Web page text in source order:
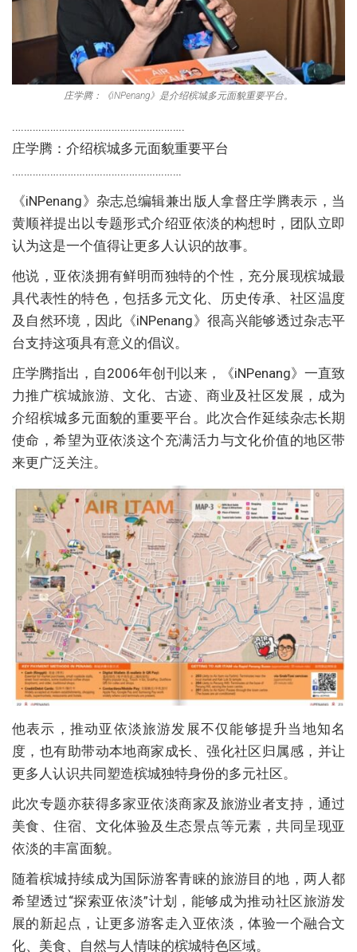
庄学腾：《iNPenang》是介绍槟城多元面貌重要平台。
…………………………………………………..
庄学腾：介绍槟城多元面貌重要平台
………………………………………………….
《iNPenang》杂志总编辑兼出版人拿督庄学腾表示，当
黄顺祥提出以专题形式介绍亚依淡的构想时，团队立即
认为这是一个值得让更多人认识的故事。
他说，亚依淡拥有鲜明而独特的个性，充分展现槟城最
具代表性的特色，包括多元文化、历史传承、社区温度
及自然环境，因此《iNPenang》很高兴能够透过杂志平
台支持这项具有意义的倡议。
庄学腾指出，自2006年创刊以来，《iNPenang》一直致
力推广槟城旅游、文化、古迹、商业及社区发展，成为
介绍槟城多元面貌的重要平台。此次合作延续杂志长期
使命，希望为亚依淡这个充满活力与文化价值的地区带
来更广泛关注。
他表示，推动亚依淡旅游发展不仅能够提升当地知名
度，也有助带动本地商家成长、强化社区归属感，并让
更多人认识共同塑造槟城独特身份的多元社区。
此次专题亦获得多家亚依淡商家及旅游业者支持，通过
美食、住宿、文化体验及生态景点等元素，共同呈现亚
依淡的丰富面貌。
随着槟城持续成为国际游客青睐的旅游目的地，两人都
希望透过“探索亚依淡”计划，能够成为推动社区旅游发
展的新起点，让更多游客走入亚依淡，体验一个融合文
化、美食、自然与人情味的槟城特色区域。